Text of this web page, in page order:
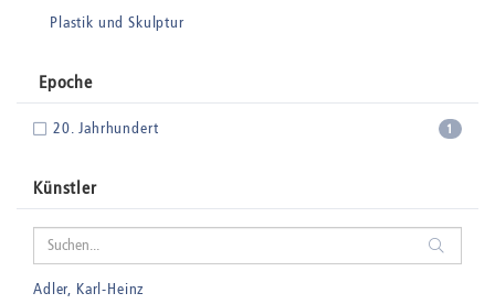
Plastik und Skulptur
Epoche
1
20. Jahrhundert
Künstler
Adler, Karl-Heinz